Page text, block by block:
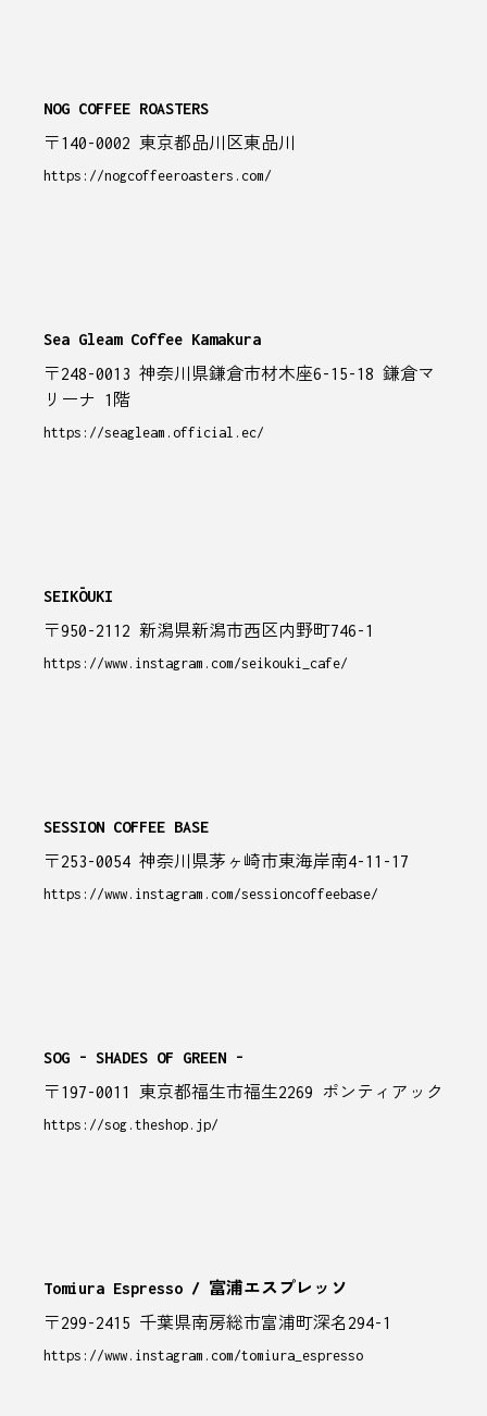
NOG COFFEE ROASTERS
〒140-0002 東京都品川区東品川
https://nogcoffeeroasters.com/
Sea Gleam Coffee Kamakura
〒248-0013 神奈川県鎌倉市材木座6-15-18 鎌倉マ
リーナ 1階
https://seagleam.official.ec/
SEIKŌUKI
〒950-2112 新潟県新潟市西区内野町746-1
https://www.instagram.com/seikouki_cafe/
SESSION COFFEE BASE
〒253-0054 神奈川県茅ヶ崎市東海岸南4-11-17
https://www.instagram.com/sessioncoffeebase/
SOG - SHADES OF GREEN -
〒197-0011 東京都福生市福生2269 ポンティアック
https://sog.theshop.jp/
Tomiura Espresso / 富浦エスプレッソ
〒299-2415 千葉県南房総市富浦町深名294-1
https://www.instagram.com/tomiura_espresso